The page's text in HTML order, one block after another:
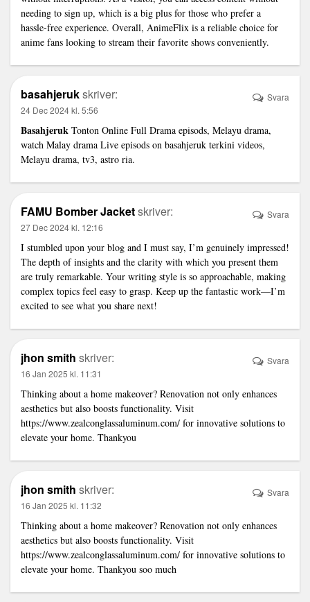
needing to sign up, which is a big plus for those who prefer a
hassle-free experience. Overall, AnimeFlix is a reliable choice for
anime fans looking to stream their favorite shows conveniently.
basahjerukskriver:
24 Dec 2024 kl. 5:56
Basahjeruk Tonton Online Full Drama episods, Melayu drama,
watch Malay drama Live episods on basahjeruk terkini videos,
Melayu drama, tv3, astro ria.
Svara
FAMU Bomber Jacketskriver:
27 Dec 2024 kl. 12:16
I stumbled upon your blog and I must say, I’m genuinely impressed!
The depth of insights and the clarity with which you present them
are truly remarkable. Your writing style is so approachable, making
complex topics feel easy to grasp. Keep up the fantastic work—I’m
excited to see what you share next!
Svara
jhon smith skriver:
16 Jan 2025 kl. 11:31
Thinking about a home makeover? Renovation not only enhances
aesthetics but also boosts functionality. Visit
https://www.zealconglassaluminum.com/ for innovative solutions to
elevate your home. Thankyou
Svara
jhon smith skriver:
16 Jan 2025 kl. 11:32
Thinking about a home makeover? Renovation not only enhances
aesthetics but also boosts functionality. Visit
https://www.zealconglassaluminum.com/ for innovative solutions to
elevate your home. Thankyou soo much
Svara